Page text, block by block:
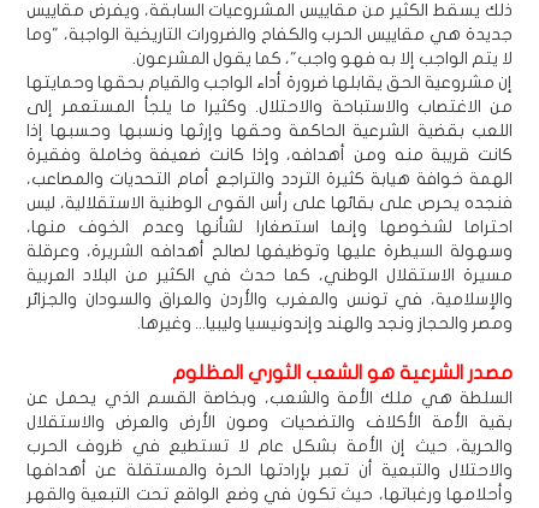
ذلك يسقط الكثير من مقاييس المشروعيات السابقة، ويفرض مقاييس
جديدة هي مقاييس الحرب والكفاح والضرورات التاريخية الواجبة، "وما
لا يتم الواجب إلا به فهو واجب"، كما يقول المشرعون.
إن مشروعية الحق يقابلها ضرورة أداء الواجب والقيام بحقها وحمايتها
من الاغتصاب والاستباحة والاحتلال. وكثيرا ما يلجأ المستعمر إلى
اللعب بقضية الشرعية الحاكمة وحقها وإرثها ونسبها وحسبها إذا
كانت قريبة منه ومن أهدافه، وإذا كانت ضعيفة وخاملة وفقيرة
الهمة خوافة هيابة كثيرة التردد والتراجع أمام التحديات والمصاعب،
فنجده يحرص على بقائها على رأس القوى الوطنية الاستقلالية، ليس
احتراما لشخوصها وإنما استصغارا لشأنها وعدم الخوف منها،
وسهولة السيطرة عليها وتوظيفها لصالح أهدافه الشريرة، وعرقلة
مسيرة الاستقلال الوطني، كما حدث في الكثير من البلاد العربية
والإسلامية، في تونس والمغرب والأردن والعراق والسودان والجزائر
ومصر والحجاز ونجد والهند وإندونيسيا وليبيا... وغيرها.
مصدر الشرعية هو الشعب الثوري المظلوم
السلطة هي ملك الأمة والشعب، وبخاصة القسم الذي يحمل عن
بقية الأمة الأكلاف والتضحيات وصون الأرض والعرض والاستقلال
والحرية، حيث إن الأمة بشكل عام لا تستطيع في ظروف الحرب
والاحتلال والتبعية أن تعبر بإرادتها الحرة والمستقلة عن أهدافها
وأحلامها ورغباتها، حيث تكون في وضع الواقع تحت التبعية والقهر